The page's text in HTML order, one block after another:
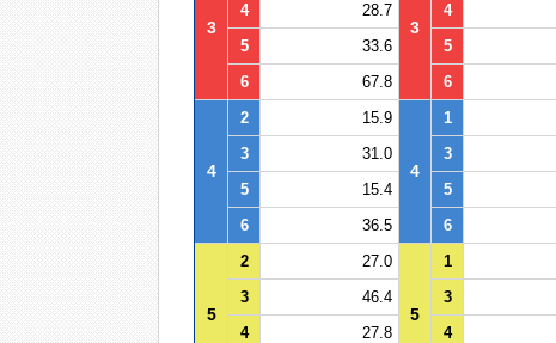
3 3
4
28.7 4
5
33.6 5
6
67.8 6
4
2 15.9
4
1
3
31.0 3
5
15.4 5
6
36.5 6
5
2 27.0
5
1
3
46.4 3
4
27.8 4